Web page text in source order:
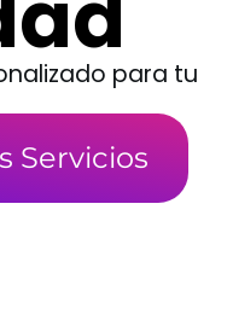
para tu
Servicios